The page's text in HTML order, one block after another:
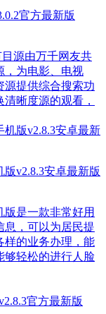
官方最新版
源由万千网友共
，为电影、电视
源提供综合搜索功
晰度源的观看，
v2.8.3安卓最新版
版是一款非常好用
息，可以为居民提
样的业务办理，能
够轻松的进行人脸